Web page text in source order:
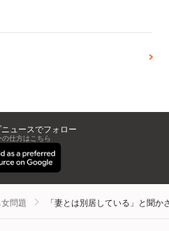
ュースでフォロー
の仕方はこちら
問題 「妻とは別居している」と聞